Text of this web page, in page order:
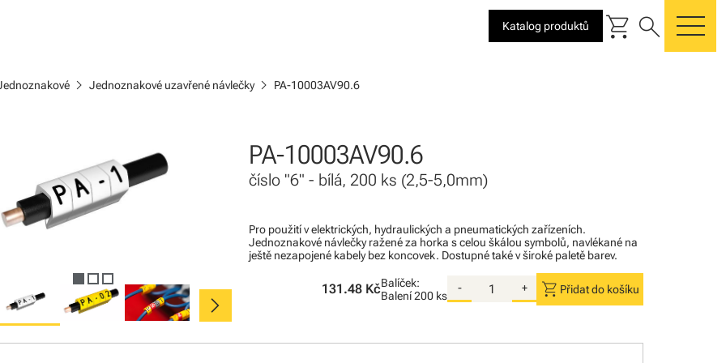
Katalog produktů shopping_cart search
chevron_right Jednoznakové uzavřené návlečkychevron_right PA-10003AV90.6
chevron_right
PA-10003AV90.6
číslo "6" - bílá, 200 ks (2,5-5,0mm)
Pro použití v elektrických, hydraulických a pneumatických zařízeních.
Jednoznakové návlečky ražené za horka s celou škálou symbolů, navlékané na
ještě nezapojené kabely bez koncovek. Dostupné také v široké paletě barev.
131.48 KčBalíček:
Balení200 ks
- + shopping_cart Přidat do košíku